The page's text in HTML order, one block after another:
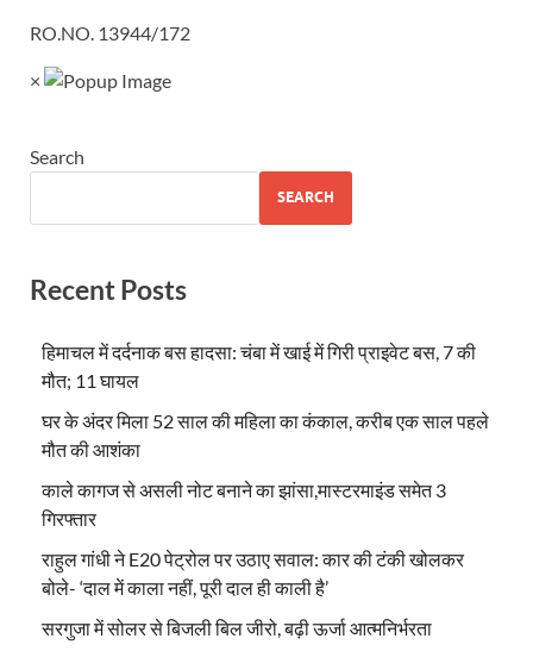
RO.NO. 13944/172
×
Search
SEARCH
Recent Posts
हिमाचल में दर्दनाक बस हादसा: चंबा में खाई में गिरी प्राइवेट बस, 7 की
मौत; 11 घायल
घर के अंदर मिला 52 साल की महिला का कंकाल, करीब एक साल पहले
मौत की आशंका
काले कागज से असली नोट बनाने का झांसा,मास्टरमाइंड समेत 3
गिरफ्तार
राहुल गांधी ने E20 पेट्रोल पर उठाए सवाल: कार की टंकी खोलकर
बोले- ‘दाल में काला नहीं, पूरी दाल ही काली है’
सरगुजा में सोलर से बिजली बिल जीरो, बढ़ी ऊर्जा आत्मनिर्भरता